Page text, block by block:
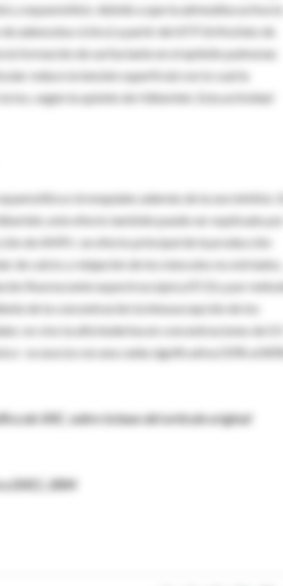
y espasmólisis: debido a que la adrenalina activa la
adenosina cíclico) a partir del ATP (trifosfato de
formación de surfactante en el epitelio pulmonar.
reduce la tensión superficial con lo cual la
tos, según la opinión de Häberlein. Esta actividad
bronquiales además de la secretólisis. En
este efecto también puede ser explicado por
de AMPc: un efecto principal de la producción
de calcio y relajación de los músculos no estriados,
fluorescente espectroscópica (FCS) y por
de la concentración la intususcepción de los
ex vivo la alfa hederina en concentraciones de 0.5
se asocia con una caída significativa (50% al
de SIIC, sobre la base del artículo original
(SIIC), 2004